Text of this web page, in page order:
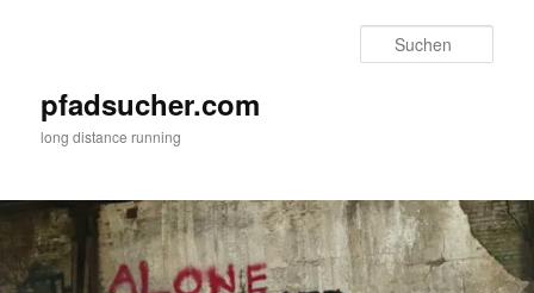
pfadsucher.com
long distance running